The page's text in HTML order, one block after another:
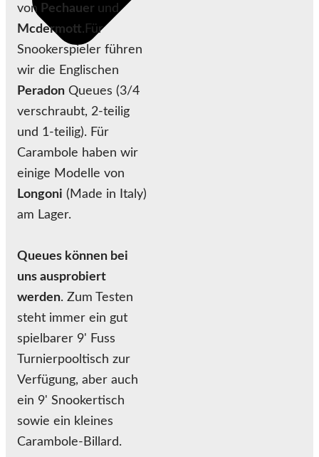
von Pechauer und
Mcdermott.Für
Snookerspieler führen
wir die Englischen
Peradon Queues (3/4
verschraubt, 2-teilig
und 1-teilig). Für
Carambole haben wir
einige Modelle von
Longoni (Made in Italy)
am Lager.
Queues können bei
uns ausprobiert
werden. Zum Testen
steht immer ein gut
spielbarer 9' Fuss
Turnierpooltisch zur
Verfügung, aber auch
ein 9' Snookertisch
sowie ein kleines
Carambole-Billard.